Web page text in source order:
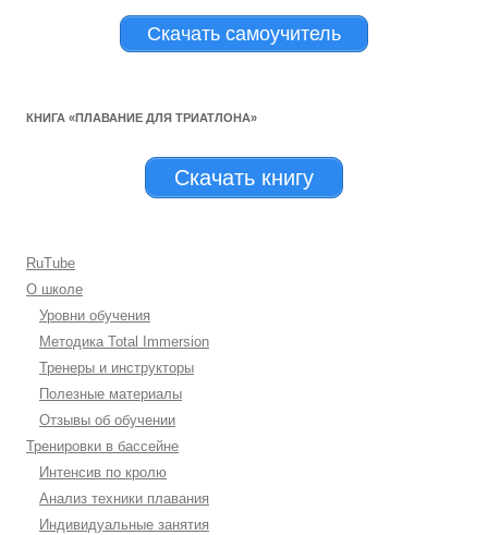
Скачать самоучитель
КНИГА «ПЛАВАНИЕ ДЛЯ ТРИАТЛОНА»
Скачать книгу
RuTube
О школе
Уровни обучения
Методика Total Immersion
Тренеры и инструкторы
Полезные материалы
Отзывы об обучении
Тренировки в бассейне
Интенсив по кролю
Анализ техники плавания
Индивидуальные занятия